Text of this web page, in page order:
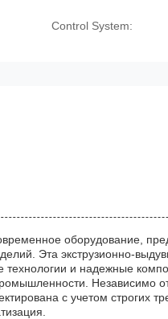
Control System:
оборудование,
Эта экструзионно-
и надежные
Независимо
с учетом строгих